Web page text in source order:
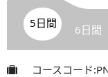
5日間 6日間
コースコード